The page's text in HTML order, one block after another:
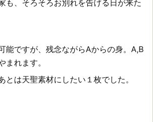
も、そろそろお別れを告げる日が来た
能ですが、残念ながらAからの身。A,B
まれます。
は天聖素材にしたい１枚でした。